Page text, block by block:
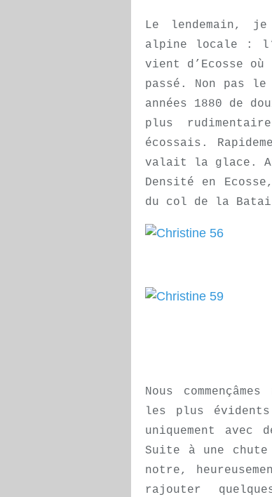
Le lendemain,
alpine locale :
vient d’Ecosse
passé. Non pas
années 1880 de
plus
écossais.
valait la glace.
Densité en
du col de la
Nous
les plus
uniquement
Suite à une chute
notre,
rajouter